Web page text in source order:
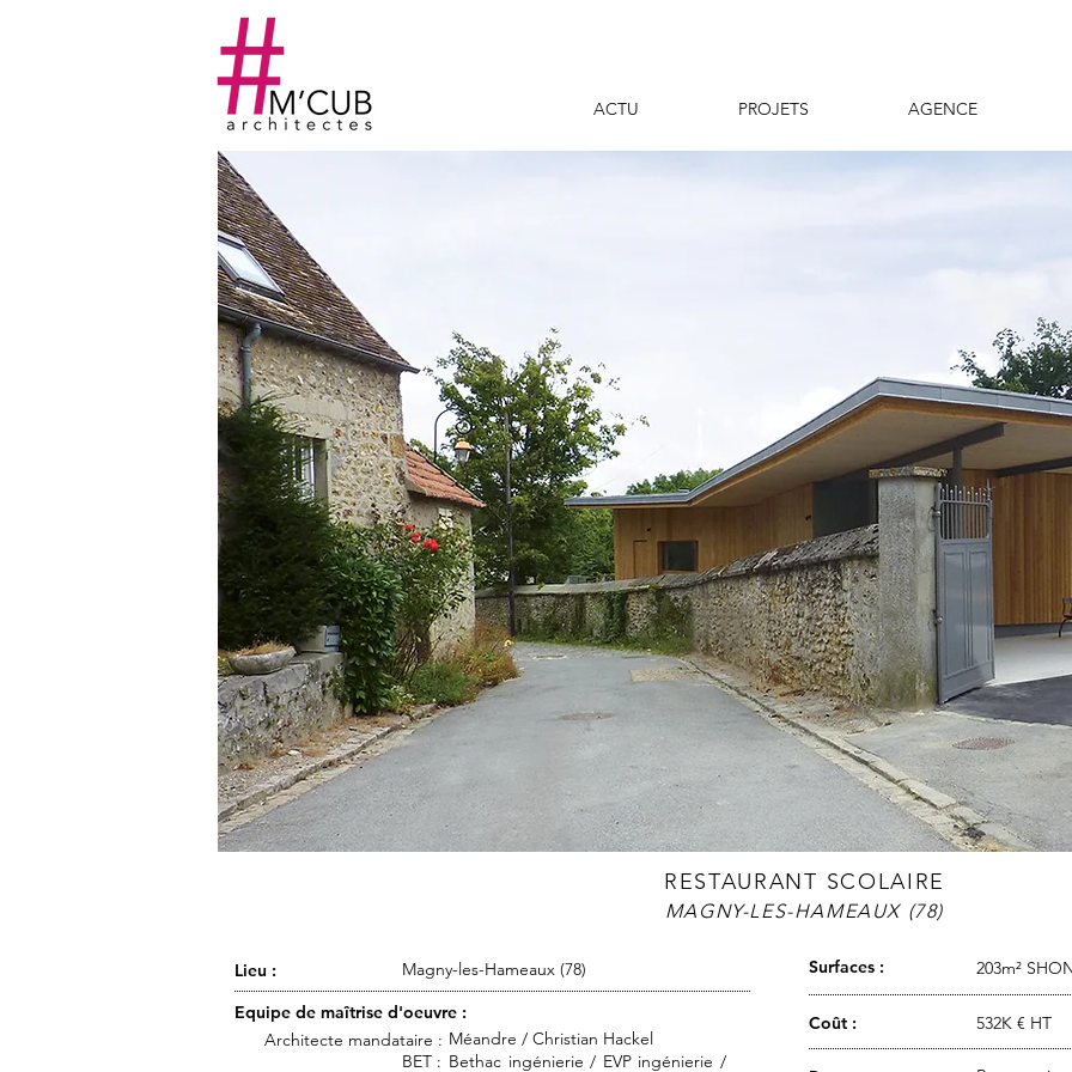
ACTU PROJETS AGENCE
RESTAURANT SCOLAIRE
MAGNY-LES-HAMEAUX (78)
203m²
Surfaces :
Méandre / Christian Hackel
Coût : 532K € HT
Lieu :
Magny-les-Hameaux (78)
Equipe de maîtrise d'oeuvre :
Architecte mandataire :
BET : Bethac ingénierie / EVP ingénierie /